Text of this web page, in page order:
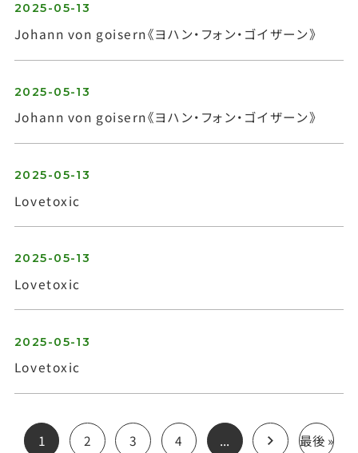
2025-05-13
Johann von goisern《ヨハン・フォン・ゴイザーン》
2025-05-13
Johann von goisern《ヨハン・フォン・ゴイザーン》
2025-05-13
Lovetoxic
2025-05-13
Lovetoxic
2025-05-13
Lovetoxic
1 2 3 4 ... 最後 »